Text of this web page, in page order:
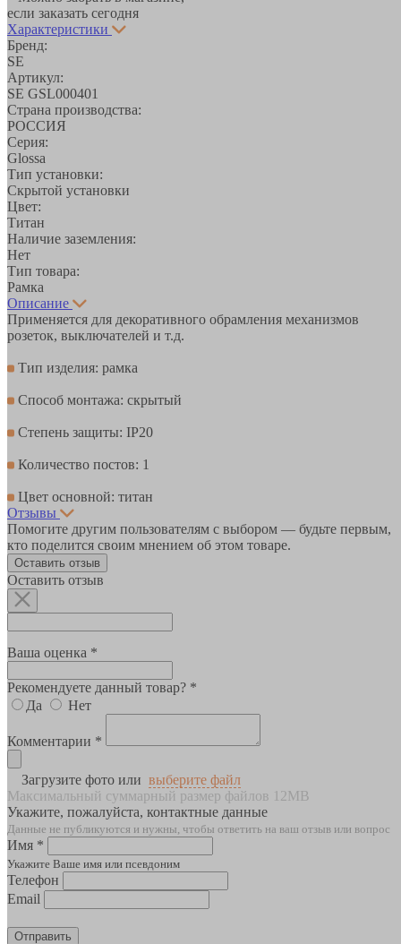
если заказать сегодня
Характеристики
Бренд:
SE
Артикул:
SE GSL000401
Страна производства:
РОССИЯ
Серия:
Glossa
Тип установки:
Скрытой установки
Цвет:
Титан
Наличие заземления:
Нет
Тип товара:
Рамка
Описание
Применяется для декоративного обрамления механизмов
розеток, выключателей и т.д.
Тип изделия: рамка
Способ монтажа: скрытый
Степень защиты: IP20
Количество постов: 1
Цвет основной: титан
Отзывы
Помогите другим пользователям с выбором — будьте первым,
кто поделится своим мнением об этом товаре.
Оставить отзыв
Оставить отзыв
Ваша оценка *
Рекомендуете данный товар? *
Да
Нет
Комментарии *
Загрузите фото или выберите файл
Максимальный суммарный размер файлов 12MB
Укажите, пожалуйста, контактные данные
Данные не публикуются и нужны, чтобы ответить на ваш отзыв или вопрос
Имя *
Укажите Ваше имя или псевдоним
Телефон
Email
Отправить